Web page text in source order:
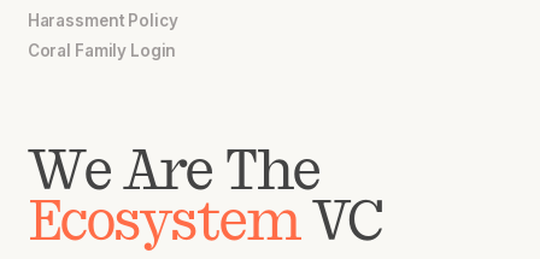
Harassment Policy
Coral Family Login
We Are The
EcosystemVC